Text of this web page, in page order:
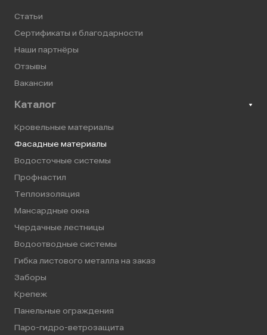
Статьи
Сертификаты и благодарности
Наши партнёры
Отзывы
Вакансии
Каталог
Кровельные материалы
Фасадные материалы
Водосточные системы
Профнастил
Теплоизоляция
Мансардные окна
Чердачные лестницы
Водоотводные системы
Гибка листового металла на заказ
Заборы
Крепеж
Панельные ограждения
Паро-гидро-ветрозащита